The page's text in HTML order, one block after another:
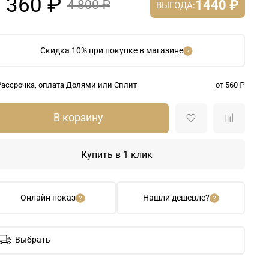
Скидка 10% при покупке в магазине
оплата Долями или Сплит от 560 ₽
360 ₽ 4 800 ₽ ВЫГОДА:1440 ₽
Онлайн показ Нашли дешевле?
В корзину
Купить в 1 клик
Выбрать